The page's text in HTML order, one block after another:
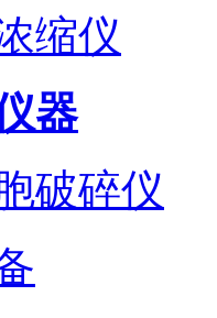
缩仪
器
破碎仪